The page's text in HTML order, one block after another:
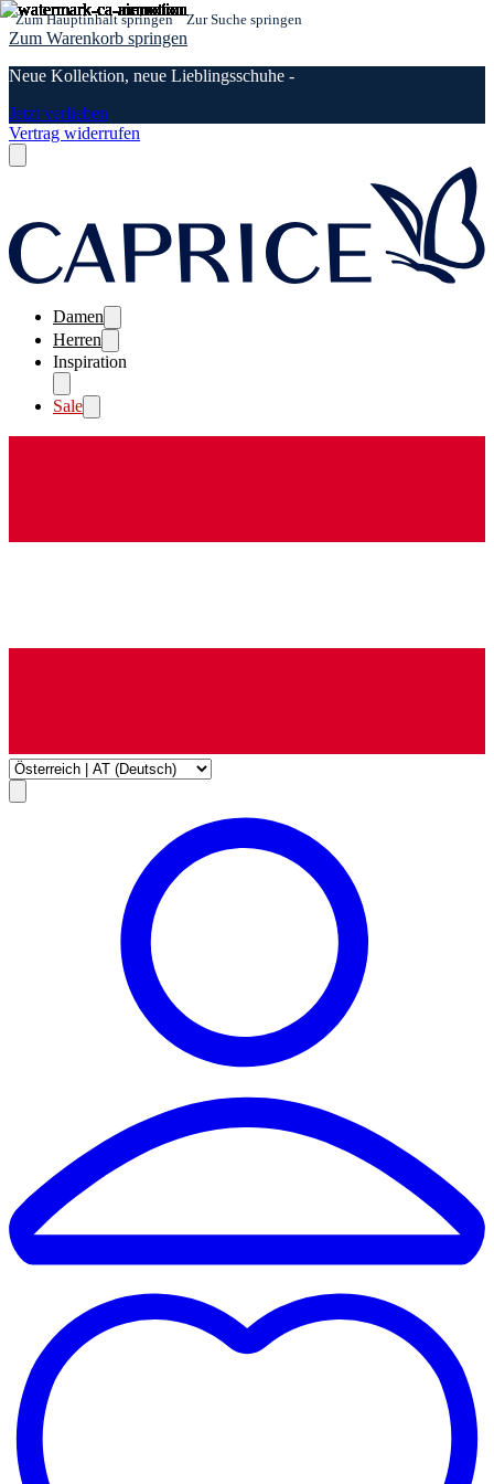
Zum Hauptinhalt springen Zur Suche springen
Zum Warenkorb springen
Neue Kollektion, neue Lieblingsschuhe -
Jetzt verlieben
Vertrag widerrufen
Damen
Herren
Inspiration
Sale